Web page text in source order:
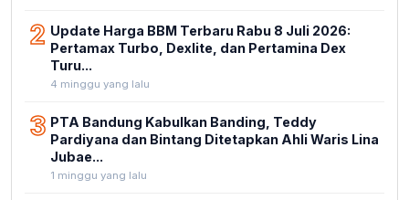
2 Update Harga BBM Terbaru Rabu 8 Juli 2026:
Pertamax Turbo, Dexlite, dan Pertamina Dex
Turu...
4 minggu yang lalu
3 PTA Bandung Kabulkan Banding, Teddy
Pardiyana dan Bintang Ditetapkan Ahli Waris Lina
Jubae...
1 minggu yang lalu